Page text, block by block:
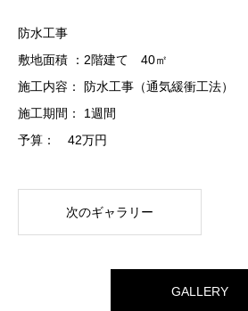
防水工事
敷地面積 ：2階建て 40㎡
施工内容： 防水工事（通気緩衝工法）
施工期間： 1週間
予算： 42万円
次のギャラリー
GALLERY